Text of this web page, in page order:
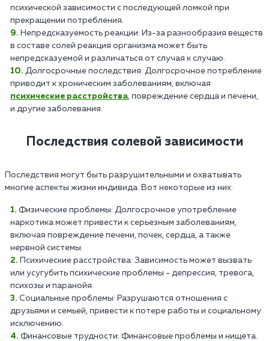
психической зависимости с последующей ломкой при
прекращении потребления.
Непредсказуемость реакции: Из-за разнообразия веществ
в составе солей реакция организма может быть
непредсказуемой и различаться от случая к случаю.
Долгосрочные последствия: Долгосрочное потребление
приводит к хроническим заболеваниям, включая
психические расстройства , повреждение сердца и печени,
и другие заболевания.
Последствия солевой зависимости
Последствия могут быть разрушительными и охватывать
многие аспекты жизни индивида. Вот некоторые из них:
Физические проблемы: Долгосрочное употребление
наркотика может привести к серьезным заболеваниям,
включая повреждение печени, почек, сердца, а также
нервной системы.
Психические расстройства: Зависимость может вызвать
или усугубить психические проблемы - депрессия, тревога,
психозы и паранойя.
Социальные проблемы: Разрушаются отношения с
друзьями и семьей, привести к потере работы и социальному
исключению.
Финансовые трудности: Финансовые проблемы и нищета.